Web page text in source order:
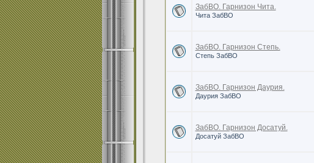
ЗабВО. Гарнизон Чита.
Чита ЗабВО
ЗабВО. Гарнизон Степь.
Степь ЗабВО
ЗабВО. Гарнизон Даурия.
Даурия ЗабВО
ЗабВО. Гарнизон Досатуй.
Досатуй ЗабВО